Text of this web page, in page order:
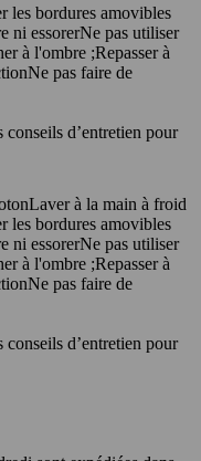
les bordures amovibles
ni essorerNe pas utiliser
à l'ombre ;Repasser à
Ne pas faire de
d’entretien pour
Laver à la main à froid
les bordures amovibles
ni essorerNe pas utiliser
à l'ombre ;Repasser à
Ne pas faire de
d’entretien pour